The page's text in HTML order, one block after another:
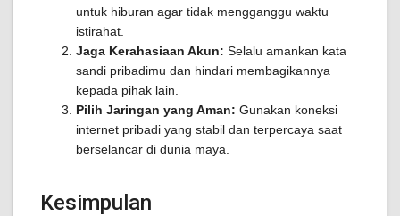
untuk hiburan agar tidak mengganggu waktu
istirahat.
Jaga Kerahasiaan Akun: Selalu amankan kata
sandi pribadimu dan hindari membagikannya
kepada pihak lain.
Pilih Jaringan yang Aman: Gunakan koneksi
internet pribadi yang stabil dan terpercaya saat
berselancar di dunia maya.
Kesimpulan